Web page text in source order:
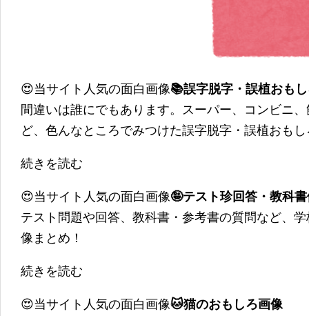
😍当サイト人気の面白画像📚誤字脱字・誤植おも
間違いは誰にでもあります。スーパー、コンビニ
ど、色んなところでみつけた誤字脱字・誤植おも
続きを読む
😍当サイト人気の面白画像🤪テスト珍回答・教科
テスト問題や回答、教科書・参考書の質問など、
像まとめ！
続きを読む
😍当サイト人気の面白画像🐱猫のおもしろ画像